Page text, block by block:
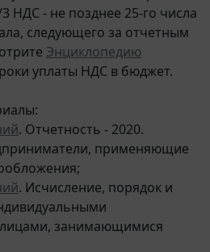
НДС - не позднее 25-го числа
следующего за отчетным
Энциклопедию
уплаты НДС в бюджет.
. Отчетность - 2020.
применяющие
. Исчисление, порядок и
занимающимися